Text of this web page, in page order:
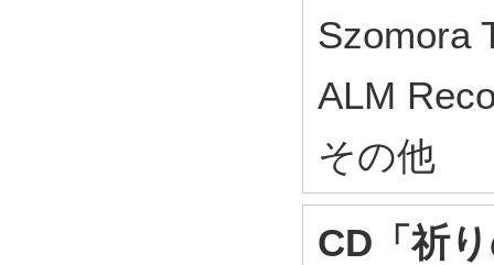
Szomora
ALM
その他
CD「祈